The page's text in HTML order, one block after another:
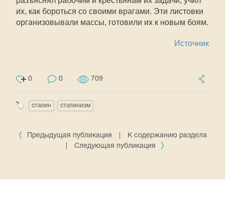
их, как бороться со своими врагами. Эти листовки
организовывали массы, готовили их к новым боям.
Источник
0 0 709
сталин сталинизм
Предыдущая публикация
К содержанию раздела
Следующая публикация